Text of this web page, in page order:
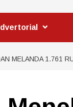
MELANDA 1.761